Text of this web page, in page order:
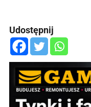
Udostępnij